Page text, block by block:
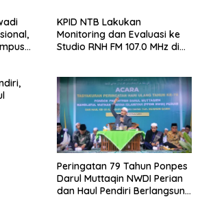
KPID NTB Lakukan
Monitoring dan Evaluasi ke
Studio RNH FM 107.0 MHz di
Peringatan 79 Tahun Ponpes
Darul Muttaqin NWDI Perian
dan Haul Pendiri Berlangsung